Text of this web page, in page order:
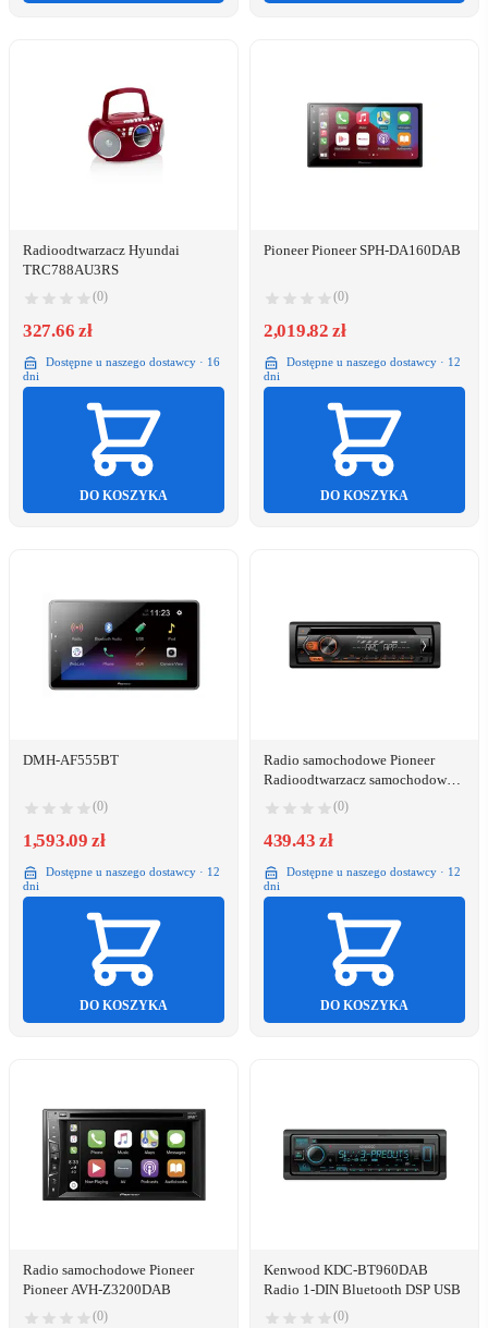
Radioodtwarzacz Hyundai
TRC788AU3RS
(0)
327.66 zł
Dostępne u naszego dostawcy · 16
dni
DO KOSZYKA
Pioneer Pioneer SPH-DA160DAB
(0)
2,019.82 zł
Dostępne u naszego dostawcy · 12
dni
DO KOSZYKA
DMH-AF555BT
(0)
1,593.09 zł
Dostępne u naszego dostawcy · 12
dni
DO KOSZYKA
Radio samochodowe Pioneer
Radioodtwarzacz samochodowy
PIONEER MVH-S120UBA
(0)
439.43 zł
Dostępne u naszego dostawcy · 12
dni
DO KOSZYKA
Radio samochodowe Pioneer
Pioneer AVH-Z3200DAB
(0)
Kenwood KDC-BT960DAB
Radio 1-DIN Bluetooth DSP USB
(0)